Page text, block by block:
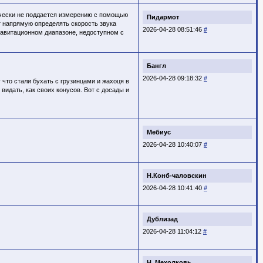
Пидармот
2026-04-28 08:51:46 #
не поддается измерению с помощью
определять скорость звука
диапазоне, недоступном с
Бангл
2026-04-28 09:18:32 #
стали бухать с грузинцами и жахоця в
как своих конусов. Вот с досады и
Мебиус
2026-04-28 10:40:07 #
Н.Конб-чаловскин
2026-04-28 10:41:40 #
Дублизад
2026-04-28 11:04:12 #